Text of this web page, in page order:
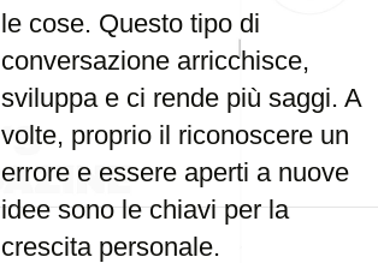
le cose. Questo tipo di
conversazione arricchisce,
sviluppa e ci rende più saggi. A
volte, proprio il riconoscere un
errore e essere aperti a nuove
idee sono le chiavi per la
crescita personale.